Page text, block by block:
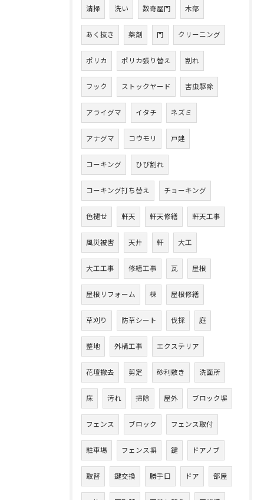
清掃 洗い 数奇屋門 木部
あく抜き 薬剤 門 クリーニング
ポリカ ポリカ張り替え 割れ
フック ストックヤード 害虫駆除
アライグマ イタチ ネズミ
アナグマ コウモリ 戸建
コーキング ひび割れ
コーキング打ち替え チョーキング
色褪せ 軒天 軒天修繕 軒天工事
風災被害 天井 軒 大工
大工工事 修繕工事 瓦 屋根
屋根リフォーム 棟 屋根修繕
草刈り 防草シート 伐採 庭
整地 外構工事 エクステリア
花壇撤去 剪定 砂利敷き 洗面所
床 汚れ 掃除 屋外 ブロック塀
フェンス ブロック フェンス取付
駐車場 フェンス塀 鍵 ドアノブ
取替 鍵交換 勝手口 ドア 部屋